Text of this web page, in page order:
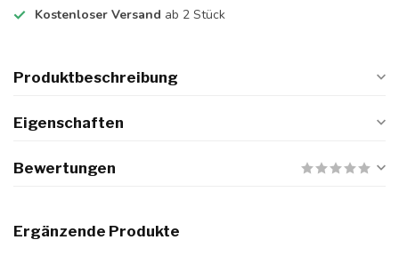
Kostenloser Versand ab 2 Stück
Produktbeschreibung
Eigenschaften
Bewertungen
Ergänzende Produkte